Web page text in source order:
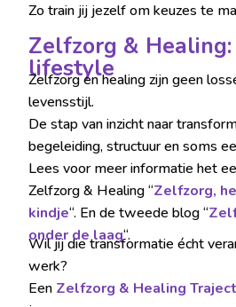
Zo train jij jezelf om keuzes te
Zelfzorg &
lifestyle
Zelfzorg en healing zijn geen
levensstijl.
De stap van inzicht naar
begeleiding, structuur en soms
Lees voor meer informatie het
Zelfzorg & Healing “Zelfzorg,
kindje“. En de tweede blog “
onder de laag“.
Wil jij die transformatie écht
werk?
Een Zelfzorg & Healing Traject